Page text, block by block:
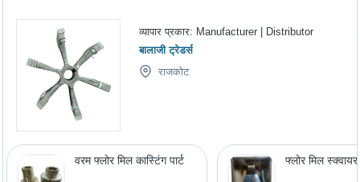
व्यापार प्रकार: Manufacturer | Distributor
बालाजी ट्रेडर्स
राजकोट
वरम फ्लोर मिल कास्टिंग पार्ट फ्लोर मिल स्क्वायर